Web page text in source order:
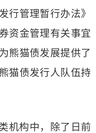
行管理暂行办法》
资金管理有关事宜
熊猫债发展提供了
猫债发行人队伍持
机构中，除了日前